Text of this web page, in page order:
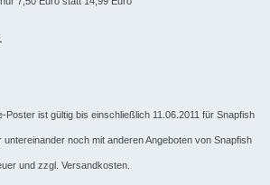
Poster ist gültig bis einschließlich 11.06.2011 für Snapfish
untereinander noch mit anderen Angeboten von Snapfish
und zzgl. Versandkosten.